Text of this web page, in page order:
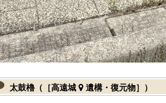
太鼓櫓（［高遠城 遺構・復元物］）